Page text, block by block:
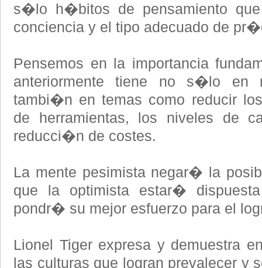
s�lo h�bitos de pensamiento
conciencia y el tipo adecuado de
Pensemos en la importancia
anteriormente tiene no s�lo en
tambi�n en temas como reducir
de herramientas, los niveles de
reducci�n de costes.
La mente pesimista negar� la
que la optimista estar�
pondr� su mejor esfuerzo para el
Lionel Tiger expresa y demuestra
las culturas que logran prevalecer y